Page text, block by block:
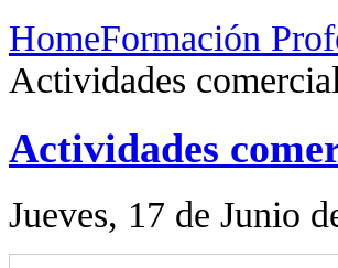
HomeFormación
Actividades
Actividades
Jueves, 17 de Junio